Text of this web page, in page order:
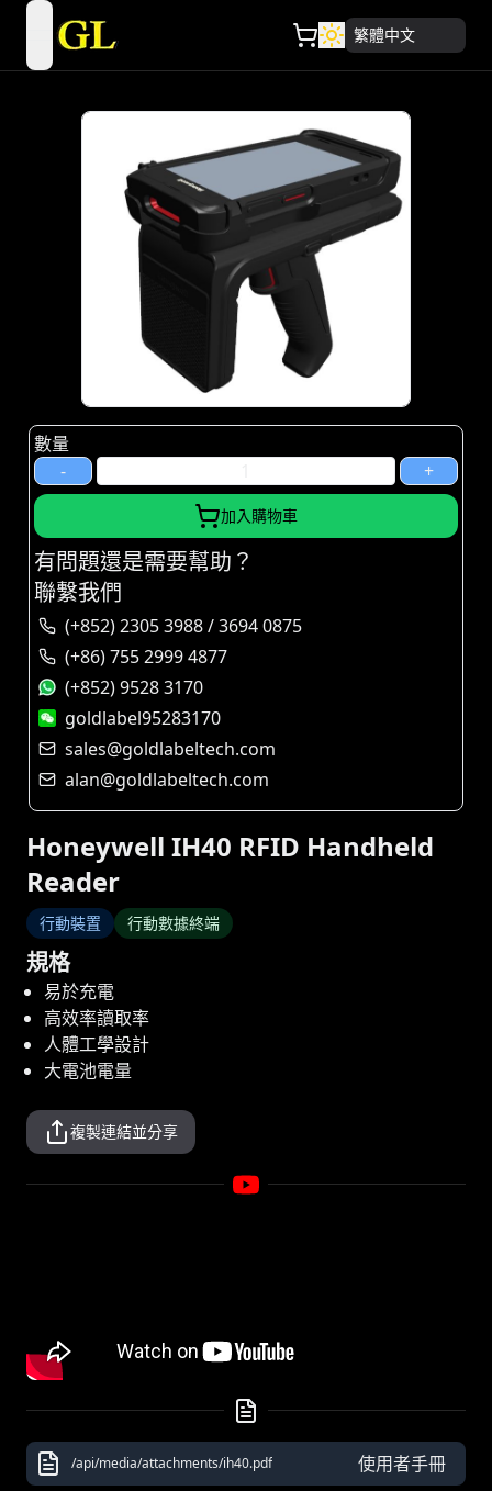
open navigation menu 繁體中文
Honeywell IH40 RFID Handheld
Reader
行動裝置 行動數據終端
規格
易於充電
高效率讀取率
人體工學設計
大電池電量
複製連結並分享
/api/media/attachments/ih40.pdf 使用者手冊
數量
-
+
加入購物車
有問題還是需要幫助？
聯繫我們
(+852) 2305 3988 / 3694 0875
(+86) 755 2999 4877
(+852) 9528 3170
goldlabel95283170
sales@goldlabeltech.com
alan@goldlabeltech.com